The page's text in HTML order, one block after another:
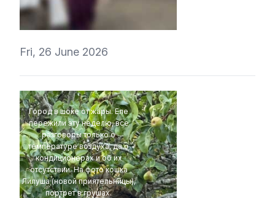
t1r1
Fri, 26 June 2026
Город в шоке от жары. Еле
пережили эту неделю, все
разговоры только о
температуре воздуха, да о
кондиционерах и об их
отсутствии. На фото кошка
Лилуша (новой приятельницы),
портрет в грушах.